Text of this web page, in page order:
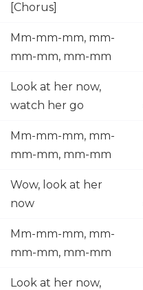
[Chorus]
Mm-mm-mm, mm-
mm-mm, mm-mm
Look at her now,
watch her go
Mm-mm-mm, mm-
mm-mm, mm-mm
Wow, look at her
now
Mm-mm-mm, mm-
mm-mm, mm-mm
Look at her now,